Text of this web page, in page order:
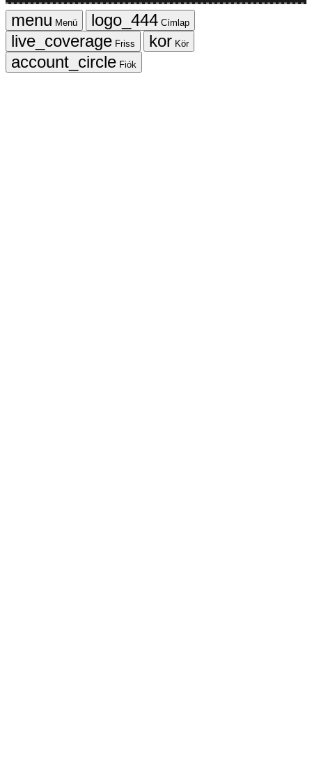
Menü
Címlap
Friss
Kör
Fiók